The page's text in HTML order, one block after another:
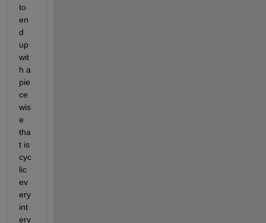
to
en
d
up
wit
h a
pie
ce
wis
e
tha
t is
cyc
lic
ev
ery
int
erv